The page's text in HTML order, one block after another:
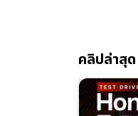
คลิปล่าสุด